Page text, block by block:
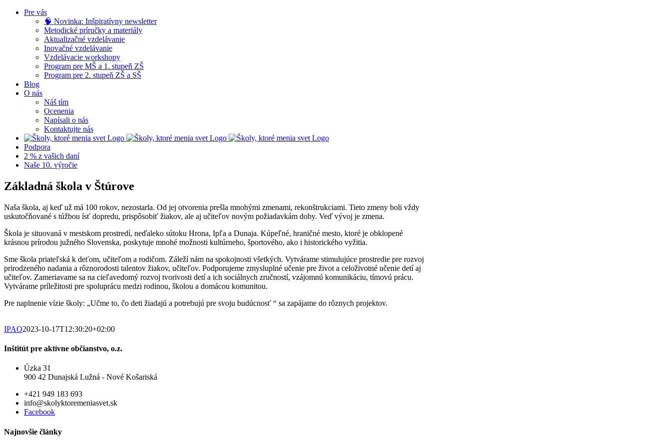
Skip
Pre vás
🧠 Novinka: Inšpiratívny newsletter
Metodické príručky a materiály
Aktualizačné vzdelávanie
Inovačné vzdelávanie
Vzdelávacie workshopy
Program pre MŠ a 1. stupeň ZŠ
Program pre 2. stupeň ZŠ a SŠ
Blog
O nás
Náš tím
Ocenenia
Napísali o nás
Kontaktujte nás
Podpora
2 % z vašich daní
Naše 10. výročie
Základná škola v Štúrove
Naša škola, aj keď už má 100 rokov, nezostarla. Od jej otvorenia prešla mnohými zmenami, rekonštrukciami. Tieto zmeny boli vždy
uskutočňované s túžbou ísť dopredu, prispôsobiť žiakov, ale aj učiteľov novým požiadavkám doby. Veď vývoj je zmena.
Škola je situovaná v mestskom prostredí, neďaleko sútoku Hrona, Ipľa a Dunaja. Kúpeľné, hraničné mesto, ktoré je obklopené
krásnou prírodou južného Slovenska, poskytuje mnohé možnosti kultúrneho, športového, ako i historického vyžitia.
Sme škola priateľská k deťom, učiteľom a rodičom. Záleží nám na spokojnosti všetkých. Vytvárame stimulujúce prostredie pre rozvoj
prirodzeného nadania a rôznorodosti talentov žiakov, učiteľov. Podporujeme zmysluplné učenie pre život a celoživotné učenie detí aj
učiteľov. Zameriavame sa na cieľavedomý rozvoj tvorivosti detí a ich sociálnych zručností, vzájomnú komunikáciu, tímovú prácu.
Vytvárame príležitosti pre spoluprácu medzi rodinou, školou a domácou komunitou.
Pre naplnenie vízie školy: „Učme to, čo deti žiadajú a potrebujú pre svoju budúcnosť “ sa zapájame do rôznych projektov.
IPAO2023-10-17T12:30:20+02:00
Inštitút pre aktívne občianstvo, o.z.
Úzka 31
900 42 Dunajská Lužná - Nové Košariská
+421 949 183 693
info@skolyktoremeniasvet.sk
Facebook
Najnovšie články